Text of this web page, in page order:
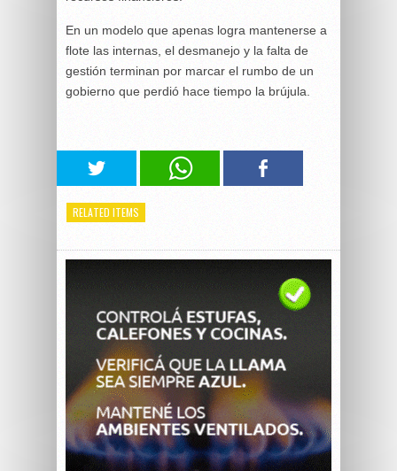
En un modelo que apenas logra mantenerse a
flote las internas, el desmanejo y la falta de
gestión terminan por marcar el rumbo de un
gobierno que perdió hace tiempo la brújula.
RELATED ITEMS